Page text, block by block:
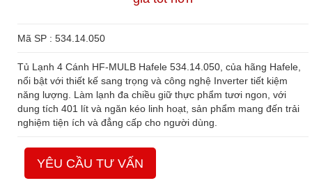
Mã SP : 534.14.050
Tủ Lạnh 4 Cánh HF-MULB Hafele 534.14.050, của hãng Hafele,
nổi bật với thiết kế sang trọng và công nghệ Inverter tiết kiệm
năng lượng. Làm lạnh đa chiều giữ thực phẩm tươi ngon, với
dung tích 401 lít và ngăn kéo linh hoạt, sản phẩm mang đến trải
nghiệm tiện ích và đẳng cấp cho người dùng.
YÊU CẦU TƯ VẤN